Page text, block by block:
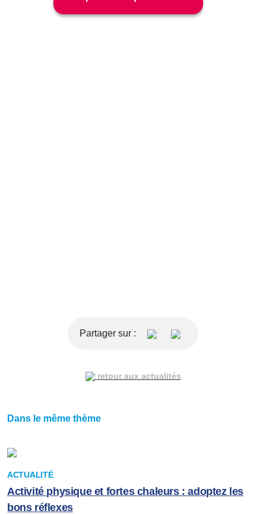
retour aux actualités
Partager sur :
Dans le même thème
ACTUALITÉ
Activité physique et fortes chaleurs : adoptez les
bons réflexes